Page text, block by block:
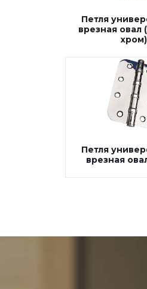
Петля
врезная овал
хром)
Петля
врезная